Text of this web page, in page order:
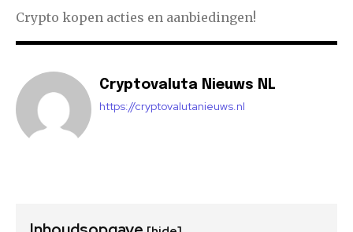
Crypto kopen acties en aanbiedingen!
Cryptovaluta Nieuws NL
https://cryptovalutanieuws.nl